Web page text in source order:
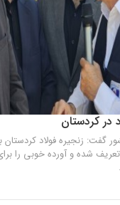
در کردستان
شده و آورده خوبی را